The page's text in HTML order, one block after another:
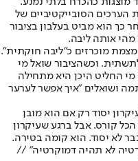
הערכים הסובייקטיביים של
כך הוא מביט בעלבון בציבור
אותה ליבה.
מוכרזים כ"ליבה חוקתית".
וכשהציבור שואל מי
החליט היכן היא מתחילה
ושואלים "איך אפשר לערער
יסוד רק אם הוא מובן
הכל קורס. אבל ברגע שעיקרון
לא יסוד. הוא קומה בטירה.
לא תהיה דמוקרטיה" //